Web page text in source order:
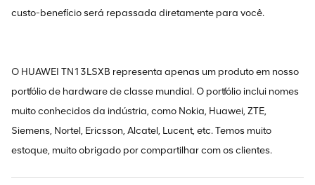
custo-benefício será repassada diretamente para você.
O HUAWEI TN13LSXB representa apenas um produto em nosso
portfólio de hardware de classe mundial. O portfólio inclui nomes
muito conhecidos da indústria, como Nokia, Huawei, ZTE,
Siemens, Nortel, Ericsson, Alcatel, Lucent, etc. Temos muito
estoque, muito obrigado por compartilhar com os clientes.